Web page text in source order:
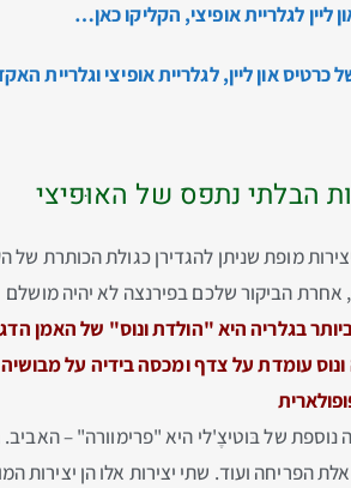
ליין לגלריית אופיצי, הקליקו כאן…
כרטיס און ליין, לגלריית אופיצי וגלריית
הבלתי נתפס של האוּפיצי
מופת שניתן להגדירן כגולת הכותרת
אחרת הביקור שלכם בפירנצה לא יהיה מושלם
עומדת על צדף ומכסה בידיה על
נוספת של בּוטיצֶ'לי היא "פרימוורה" – האביב.
הפריחה ועוד. שתי יצירות אלו הן יצירות